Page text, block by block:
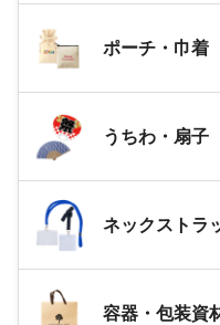
ポーチ・巾着
うちわ・扇子
ネックストラ
容器・包装資